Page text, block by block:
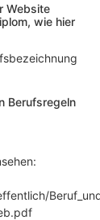
Website
wie hier
Berufsregeln